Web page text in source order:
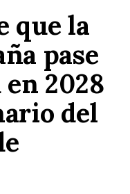
que la
pase
2028
del